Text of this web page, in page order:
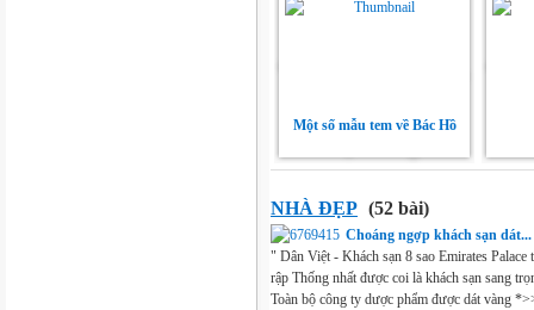
Một số mẫu tem về Bác Hồ
NHÀ ĐẸP (52 bài)
Choáng ngợp khách sạn
" Dân Việt - Khách sạn 8 sao Emirates
rập Thống nhất được coi là khách sạn sang
Toàn bộ công ty dược phẩm được dát vàng